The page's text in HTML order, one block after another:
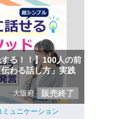
る！！】100人の前
わる話し方」実践
大阪府 販売終了
ュニケーション